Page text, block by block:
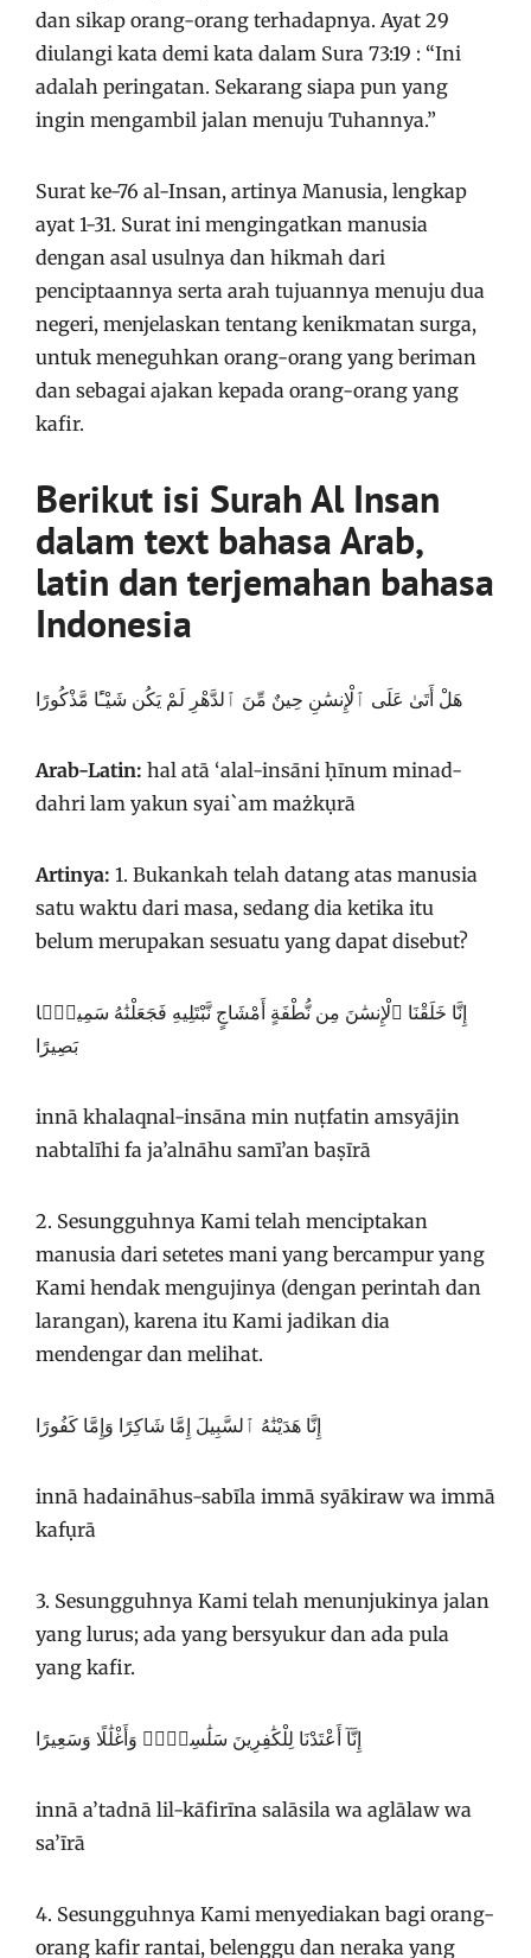
dan sikap orang-orang terhadapnya. Ayat 29
diulangi kata demi kata dalam Sura 73:19 : “Ini
adalah peringatan. Sekarang siapa pun yang
ingin mengambil jalan menuju Tuhannya.”
Surat ke-76 al-Insan, artinya Manusia, lengkap
ayat 1-31. Surat ini mengingatkan manusia
dengan asal usulnya dan hikmah dari
penciptaannya serta arah tujuannya menuju dua
negeri, menjelaskan tentang kenikmatan surga,
untuk meneguhkan orang-orang yang beriman
dan sebagai ajakan kepada orang-orang yang
kafir.
Berikut isi Surah Al Insan
dalam text bahasa Arab,
latin dan terjemahan bahasa
Indonesia
هَلْ أَتَىٰ عَلَى ٱلْإِنسَٰنِ حِينٌ مِّنَ ٱلدَّهْرِ لَمْ يَكُن شَيْـًٔا مَّذْكُورًا
Arab-Latin: hal atā ‘alal-insāni ḥīnum minad-
dahri lam yakun syai`am mażkụrā
Artinya: 1. Bukankah telah datang atas manusia
satu waktu dari masa, sedang dia ketika itu
belum merupakan sesuatu yang dapat disebut?
إِنَّا خَلَقْنَا ٱلْإِنسَٰنَ مِن نُّطْفَةٍ أَمْشَاجٍ نَّبْتَلِيهِ فَجَعَلْنَٰهُ سَمِيعًۢا
بَصِيرًا
innā khalaqnal-insāna min nuṭfatin amsyājin
nabtalīhi fa ja’alnāhu samī’an baṣīrā
2. Sesungguhnya Kami telah menciptakan
manusia dari setetes mani yang bercampur yang
Kami hendak mengujinya (dengan perintah dan
larangan), karena itu Kami jadikan dia
mendengar dan melihat.
إِنَّا هَدَيْنَٰهُ ٱلسَّبِيلَ إِمَّا شَاكِرًا وَإِمَّا كَفُورًا
innā hadaināhus-sabīla immā syākiraw wa immā
kafụrā
3. Sesungguhnya Kami telah menunjukinya jalan
yang lurus; ada yang bersyukur dan ada pula
yang kafir.
إِنَّآ أَعْتَدْنَا لِلْكَٰفِرِينَ سَلَٰسِلَا۟ وَأَغْلَٰلًا وَسَعِيرًا
innā a’tadnā lil-kāfirīna salāsila wa aglālaw wa
sa’īrā
4. Sesungguhnya Kami menyediakan bagi orang-
orang kafir rantai, belenggu dan neraka yang